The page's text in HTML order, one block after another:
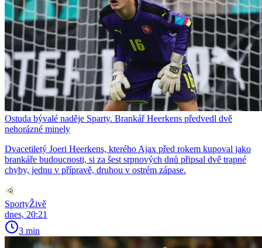
Ostuda bývalé naděje Sparty. Brankář Heerkens předvedl dvě
nehorázné minely
Dvacetiletý Joeri Heerkens, kterého Ajax před rokem kupoval jako
brankáře budoucnosti, si za šest srpnových dnů připsal dvě trapné
chyby, jednu v přípravě, druhou v ostrém zápase.
SportyŽivě
dnes, 20:21
3 min